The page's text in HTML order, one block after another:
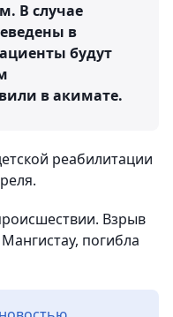
В случае
в
будут
в акимате.
реабилитации
Взрыв
погибла